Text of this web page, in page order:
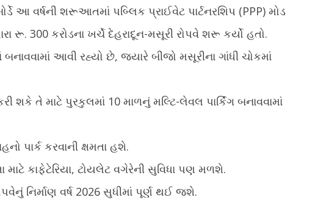
આ વર્ષની શરૂઆતમાં પબ્લિક પ્રાઈવેટ પાર્ટનરશિપ (PPP) મોડ
રૂ. 300 કરોડના ખર્ચે દેહરાદૂન-મસૂરી રોપવે શરૂ કર્યો હતો.
આવી રહ્યો છે, જ્યારે બીજો મસૂરીના ગાંધી ચોકમાં
શકે તે માટે પુરકુલમાં 10 માળનું મલ્ટિ-લેવલ પાર્કિંગ બનાવવામાં
પાર્ક કરવાની ક્ષમતા હશે.
કાફેટેરિયા, ટોયલેટ વગેરેની સુવિધા પણ મળશે.
નિર્માણ વર્ષ 2026 સુધીમાં પૂર્ણ થઈ જશે.